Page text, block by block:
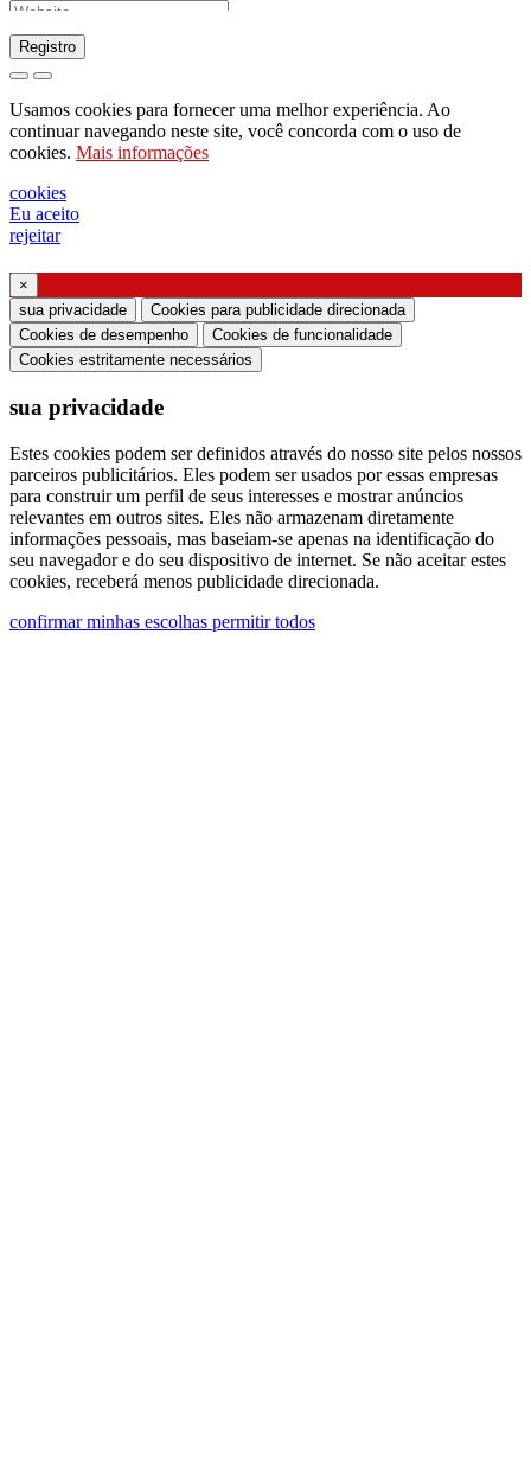
pedido para enviar catálogo
pedido para ser contactado pelo seu
representante de vendas
pedido de suporte ou projeto de iluminação
Solicitação de webinar ou treinamento sobre
Manifestação de consentimento (Artigo 7.º do
Regulamento da UE n.º 2016/679)
dos dados pessoais e concordo com o tratamento
dos meus dados pessoais.
Autorizo o processamento dos meus dados
pessoais para receber comunicações comerciais ou
de marketing da Ghidini Lighting Srl
Registro
Usamos cookies para fornecer uma melhor experiência. Ao
continuar navegando neste site, você concorda com o uso de
cookies. Mais informações
cookies
Eu aceito
rejeitar
×
sua privacidade
Cookies para publicidade direcionada
Cookies de desempenho
Cookies de funcionalidade
Cookies estritamente necessários
sua privacidade
Estes cookies podem ser definidos através do nosso site pelos nossos
parceiros publicitários. Eles podem ser usados ​​por essas empresas
para construir um perfil de seus interesses e mostrar anúncios
relevantes em outros sites. Eles não armazenam diretamente
informações pessoais, mas baseiam-se apenas na identificação do
seu navegador e do seu dispositivo de internet. Se não aceitar estes
cookies, receberá menos publicidade direcionada.
confirmar minhas escolhas permitir todos